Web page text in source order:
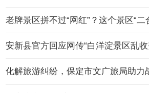
老牌景区拼不过“网红”？这个景区“二
化解旅游纠纷，保定市文广旅局助力